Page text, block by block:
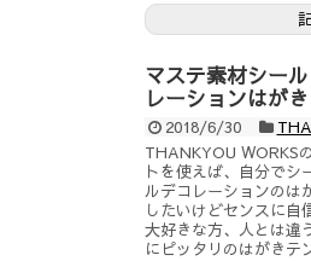
マステ素材シー
レーションはが
2018/6/30
THANKYOU WORKS
トを使えば、自分でシ
ルデコレーションのは
したいけどセンスに自
大好きな方、人とは
にピッタリのはがきテ